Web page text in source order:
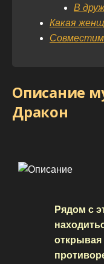
В
Какая
Описание
Дракон
Рядом с
открывая